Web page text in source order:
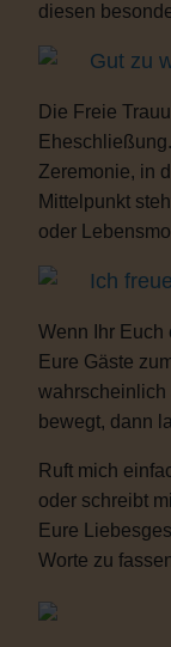
diesen
Gut zu
Die Freie
Zeremonie, in
Mittelpunkt
oder
Ich
Wenn Ihr Euch
Eure Gäste
wahrscheinlich
bewegt, dann
Ruft mich
oder schreibt
Eure
Worte zu